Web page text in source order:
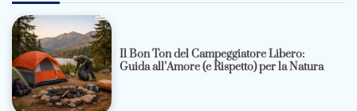
Il Bon Ton del Campeggiatore Libero:
Guida all’Amore (e Rispetto) per la Natura